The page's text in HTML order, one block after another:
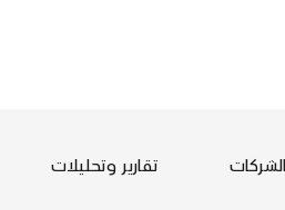
الشركات تقارير وتحليلات